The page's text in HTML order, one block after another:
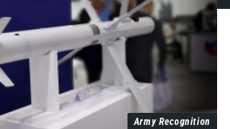
Army Recognition